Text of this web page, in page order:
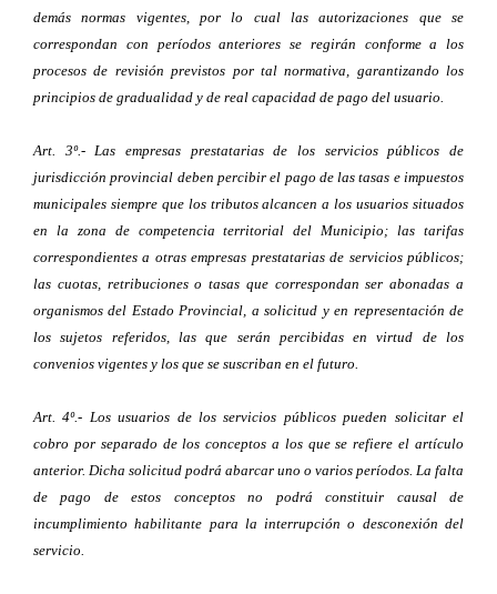
demás normas vigentes, por lo cual las autorizaciones que se
correspondan con períodos anteriores se regirán conforme a los
procesos de revisión previstos por tal normativa, garantizando los
principios de gradualidad y de real capacidad de pago del usuario.
Art. 3º.- Las empresas prestatarias de los servicios públicos de
jurisdicción provincial deben percibir el pago de las tasas e impuestos
municipales siempre que los tributos alcancen a los usuarios situados
en la zona de competencia territorial del Municipio; las tarifas
correspondientes a otras empresas prestatarias de servicios públicos;
las cuotas, retribuciones o tasas que correspondan ser abonadas a
organismos del Estado Provincial, a solicitud y en representación de
los sujetos referidos, las que serán percibidas en virtud de los
convenios vigentes y los que se suscriban en el futuro.
Art. 4º.- Los usuarios de los servicios públicos pueden solicitar el
cobro por separado de los conceptos a los que se refiere el artículo
anterior. Dicha solicitud podrá abarcar uno o varios períodos. La falta
de pago de estos conceptos no podrá constituir causal de
incumplimiento habilitante para la interrupción o desconexión del
servicio.